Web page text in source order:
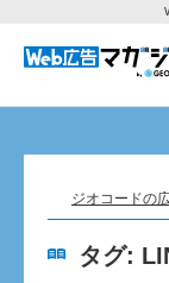
ジオコードの
タグ: